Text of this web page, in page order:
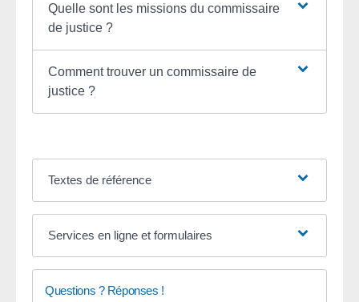
Quelle sont les missions du commissaire
de justice ?
Comment trouver un commissaire de
justice ?
Textes de référence
Services en ligne et formulaires
Questions ? Réponses !